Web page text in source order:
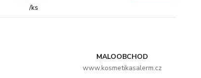
/ks
MALOOBCHOD
www.kosmetikasalerm.cz